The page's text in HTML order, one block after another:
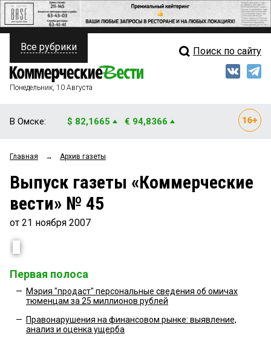
ПОЛИТИКА
ФИНАНСЫ
ОБЩЕСТВО
ЗАКОН
Свежий выпуск
Рейтинги
Все рубрики Поиск по сайту
Понедельник, 10 Августа
В Омске: $ 82,1665 € 94,8366
Главная → Архив газеты
Выпуск газеты «Коммерческие
вести» № 45
от 21 ноября 2007
Первая полоса
— Мэрия "продаст" персональные сведения об омичах
тюменцам за 25 миллионов рублей
— Правонарушения на финансовом рынке: выявление,
анализ и оценка ущерба